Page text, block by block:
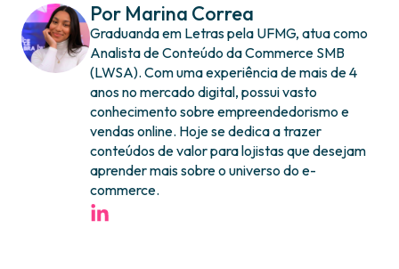
Por Marina Correa
Graduanda em Letras pela UFMG, atua como
Analista de Conteúdo da Commerce SMB
(LWSA). Com uma experiência de mais de 4
anos no mercado digital, possui vasto
conhecimento sobre empreendedorismo e
vendas online. Hoje se dedica a trazer
conteúdos de valor para lojistas que desejam
aprender mais sobre o universo do e-
commerce.